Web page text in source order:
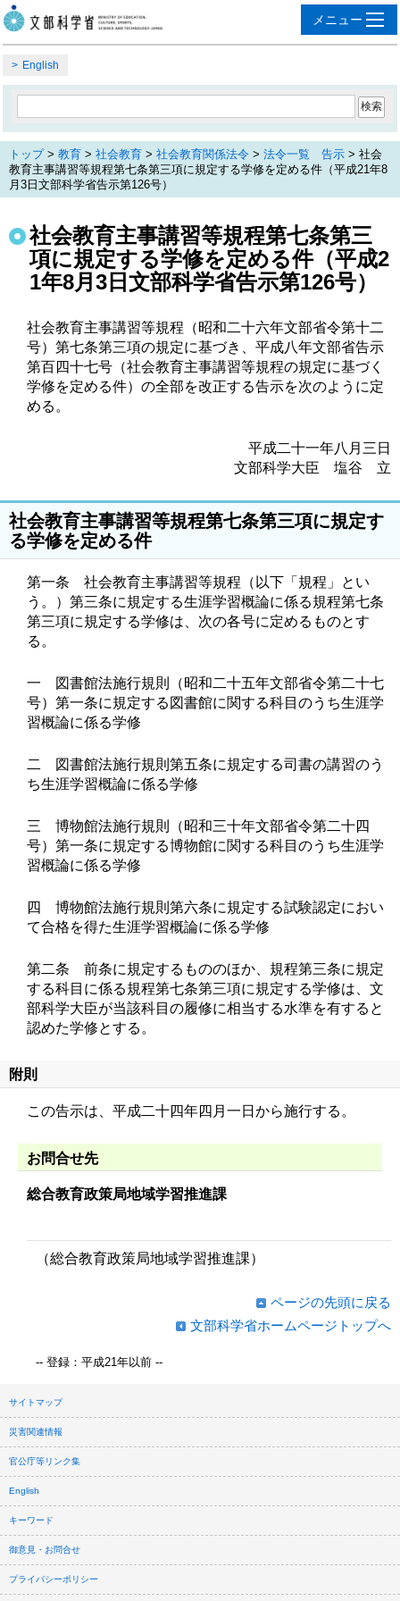
English
トップ> 教育 > 社会教育 > 社会教育関係法令 > 法令一覧 告示 > 社会
教育主事講習等規程第七条第三項に規定する学修を定める件（平成21年8
月3日文部科学省告示第126号）
社会教育主事講習等規程第七条第三
項に規定する学修を定める件（平成2
1年8月3日文部科学省告示第126号）
社会教育主事講習等規程（昭和二十六年文部省令第十二
号）第七条第三項の規定に基づき、平成八年文部省告示
第百四十七号（社会教育主事講習等規程の規定に基づく
学修を定める件）の全部を改正する告示を次のように定
める。
平成二十一年八月三日
文部科学大臣 塩谷 立
社会教育主事講習等規程第七条第三項に規定す
る学修を定める件
第一条 社会教育主事講習等規程（以下「規程」とい
う。）第三条に規定する生涯学習概論に係る規程第七条
第三項に規定する学修は、次の各号に定めるものとす
る。
一 図書館法施行規則（昭和二十五年文部省令第二十七
号）第一条に規定する図書館に関する科目のうち生涯学
習概論に係る学修
二 図書館法施行規則第五条に規定する司書の講習のう
ち生涯学習概論に係る学修
三 博物館法施行規則（昭和三十年文部省令第二十四
号）第一条に規定する博物館に関する科目のうち生涯学
習概論に係る学修
四 博物館法施行規則第六条に規定する試験認定におい
て合格を得た生涯学習概論に係る学修
第二条 前条に規定するもののほか、規程第三条に規定
する科目に係る規程第七条第三項に規定する学修は、文
部科学大臣が当該科目の履修に相当する水準を有すると
認めた学修とする。
附則
この告示は、平成二十四年四月一日から施行する。
お問合せ先
総合教育政策局地域学習推進課
（総合教育政策局地域学習推進課）
ページの先頭に戻る
文部科学省ホームページトップへ
-- 登録：平成21年以前 --
サイトマップ
災害関連情報
官公庁等リンク集
English
キーワード
御意見・お問合せ
プライバシーポリシー